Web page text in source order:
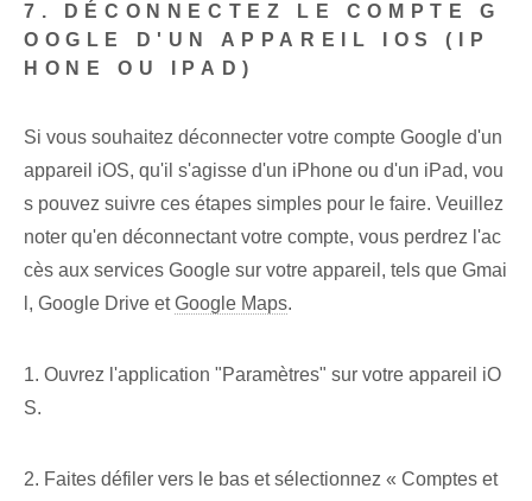
7. DÉCONNECTEZ LE COMPTE G
OOGLE D'UN APPAREIL IOS (IP
HONE OU IPAD)
Si vous souhaitez déconnecter votre compte Google d'un
appareil iOS, qu'il s'agisse d'un iPhone ou d'un iPad, vou
s pouvez suivre ces étapes simples pour le faire. Veuillez
noter qu'en déconnectant votre compte, vous perdrez l'ac
cès aux services Google sur votre appareil, tels que Gmai
l, Google Drive etGoogle Maps.
1. Ouvrez l'application "Paramètres" sur votre appareil iO
S.
2. Faites défiler vers le bas et sélectionnez « Comptes et